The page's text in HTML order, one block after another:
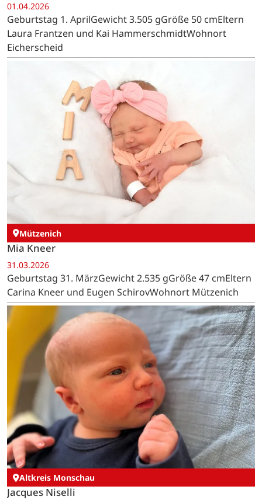
01.04.2026
Geburtstag 1. AprilGewicht 3.505 gGröße 50 cmEltern
Laura Frantzen und Kai HammerschmidtWohnort
Eicherscheid
Mützenich
Mia Kneer
31.03.2026
Geburtstag 31. MärzGewicht 2.535 gGröße 47 cmEltern
Carina Kneer und Eugen SchirovWohnort Mützenich
Altkreis Monschau
Jacques Niselli